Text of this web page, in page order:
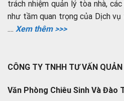
trách nhiệm quản lý tòa nhà,
như tầm quan trọng của Dịch
.... Xem thêm >>>
CÔNG TY TNHH TƯ VẤN QUẢN
Văn Phòng Chiêu Sinh Và Đào